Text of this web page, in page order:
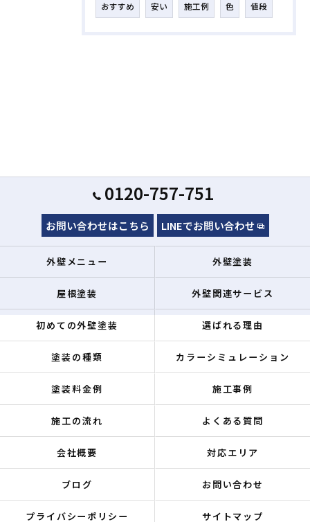
おすすめ 安い 施工例 色 値段
0120-757-751
お問い合わせはこちら LINEでお問い合わせ
外壁メニュー 外壁塗装
屋根塗装 外壁関連サービス
初めての外壁塗装 選ばれる理由
塗装の種類 カラーシミュレーション
塗装料金例 施工事例
施工の流れ よくある質問
会社概要 対応エリア
ブログ お問い合わせ
プライバシーポリシー サイトマップ